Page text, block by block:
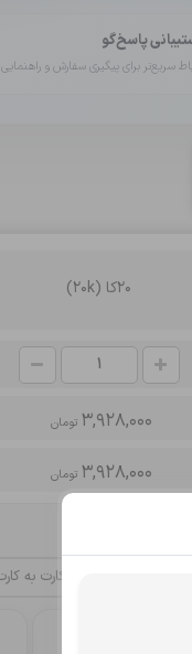
پاسخ‌گو
سریع‌تر برای پیگیری سفارش و راهنمایی
20کا (20k)
3,928,000 تومان
3,928,000 تومان
کارت به